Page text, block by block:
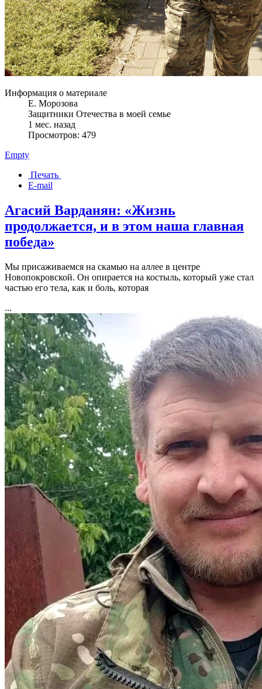
Информация о материале
Е. Морозова
Защитники Отечества в моей семье
1 мес. назад
Просмотров: 479
Empty
Печать
E-mail
Агасий Варданян: «Жизнь
продолжается, и в этом наша главная
победа»
Мы присаживаемся на скамью на аллее в центре
Новопокровской. Он опирается на костыль, который уже стал
частью его тела, как и боль, которая
...